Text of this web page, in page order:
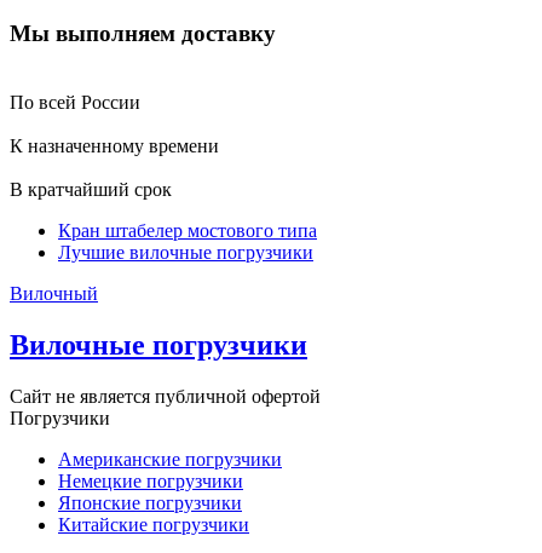
Мы выполняем доставку
По всей России
К назначенному времени
В кратчайший срок
Кран штабелер мостового типа
Лучшие вилочные погрузчики
Вилочный
Вилочные погрузчики
Сайт не является публичной офертой
Погрузчики
Американские погрузчики
Немецкие погрузчики
Японские погрузчики
Китайские погрузчики